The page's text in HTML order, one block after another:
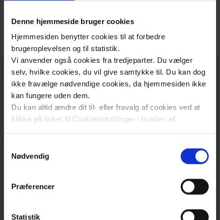
Denne hjemmeside bruger cookies
Hjemmesiden benytter cookies til at forbedre
brugeroplevelsen og til statistik.
Vi anvender også cookies fra tredjeparter. Du vælger
selv, hvilke cookies, du vil give samtykke til. Du kan dog
ikke fravælge nødvendige cookies, da hjemmesiden ikke
kan fungere uden dem.
Du kan altid ændre dit til- eller fravalg af cookies ved at
klikke på linket til Cookieindstillinger i bunden af
Læs mere om brugen af cookies på vores hjemmeside
Læs mere om vores behandling af personoplysninger
her.
Nødvendig
Præferencer
Statistik
Træningsbanken
Pas
godt
på
den
anden
fod!
kommunen
forskel
Kontakt
Adresse
Sjællands Universitetshospital, Roskilde
palliation ved Sår og Amputationer
4000 Roskilde